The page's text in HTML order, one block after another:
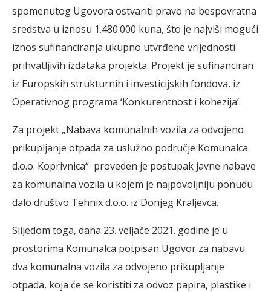
spomenutog Ugovora ostvariti pravo na bespovratna
sredstva u iznosu 1.480.000 kuna, što je najviši mogući
iznos sufinanciranja ukupno utvrđene vrijednosti
prihvatljivih izdataka projekta. Projekt je sufinanciran
iz Europskih strukturnih i investicijskih fondova, iz
Operativnog programa ‘Konkurentnost i kohezija’.
Za projekt „Nabava komunalnih vozila za odvojeno
prikupljanje otpada za uslužno područje Komunalca
d.o.o. Koprivnica“ proveden je postupak javne nabave
za komunalna vozila u kojem je najpovoljniju ponudu
dalo društvo Tehnix d.o.o. iz Donjeg Kraljevca.
Slijedom toga, dana 23. veljače 2021. godine je u
prostorima Komunalca potpisan Ugovor za nabavu
dva komunalna vozila za odvojeno prikupljanje
otpada, koja će se koristiti za odvoz papira, plastike i